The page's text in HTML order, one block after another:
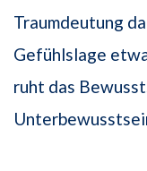
Traumdeutung
Gefühlslage
ruht das